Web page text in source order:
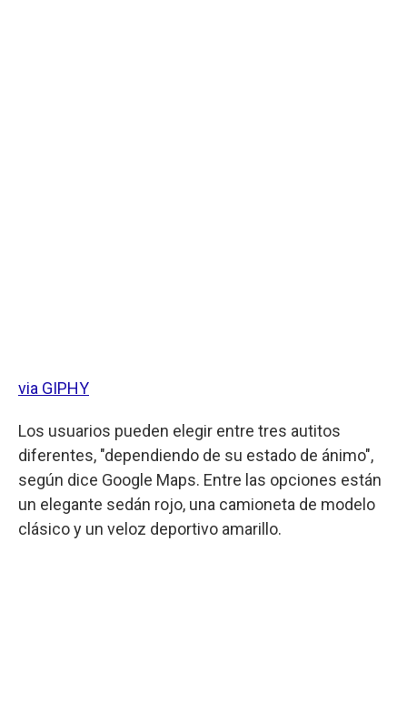
via GIPHY
Los usuarios pueden elegir entre tres autitos
diferentes, "dependiendo de su estado de ánimo",
según dice Google Maps. Entre las opciones están
un elegante sedán rojo, una camioneta de modelo
clásico y un veloz deportivo amarillo.